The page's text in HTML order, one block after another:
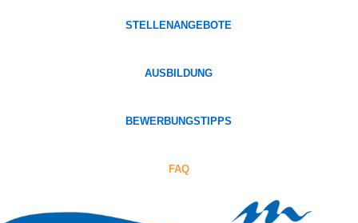
STELLENANGEBOTE
AUSBILDUNG
BEWERBUNGSTIPPS
FAQ